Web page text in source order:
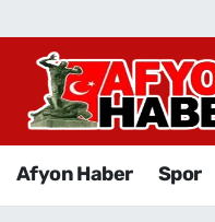
Afyon Haber Spor
Afyon Haber